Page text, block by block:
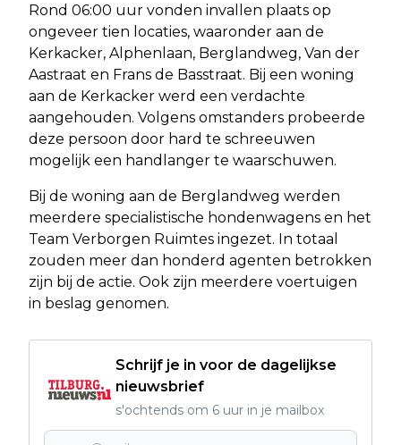
Rond 06:00 uur vonden invallen plaats op
ongeveer tien locaties, waaronder aan de
Kerkacker, Alphenlaan, Berglandweg, Van der
Aastraat en Frans de Basstraat. Bij een woning
aan de Kerkacker werd een verdachte
aangehouden. Volgens omstanders probeerde
deze persoon door hard te schreeuwen
mogelijk een handlanger te waarschuwen.
Bij de woning aan de Berglandweg werden
meerdere specialistische hondenwagens en het
Team Verborgen Ruimtes ingezet. In totaal
zouden meer dan honderd agenten betrokken
zijn bij de actie. Ook zijn meerdere voertuigen
in beslag genomen.
Schrijf je in voor de dagelijkse
nieuwsbrief
s'ochtends om 6 uur in je mailbox